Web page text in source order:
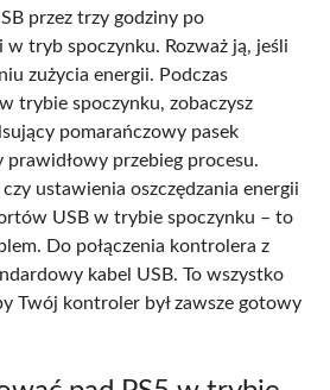
przez trzy godziny po
tryb spoczynku. Rozważ ją, jeśli
zużycia energii. Podczas
trybie spoczynku, zobaczysz
pomarańczowy pasek
prawidłowy przebieg procesu.
ustawienia oszczędzania energii
USB w trybie spoczynku – to
Do połączenia kontrolera z
kabel USB. To wszystko
Twój kontroler był zawsze gotowy